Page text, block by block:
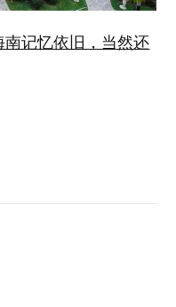
记忆依旧，当然还